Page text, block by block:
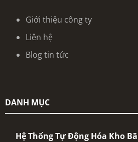
Giới thiệu công ty
Liên hệ
Blog tin tức
DANH MỤC
Hệ Thống Tự Động Hóa Kho